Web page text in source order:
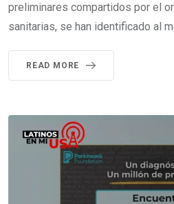
preliminares compartidos por el
sanitarias, se han identificado al
READ MORE